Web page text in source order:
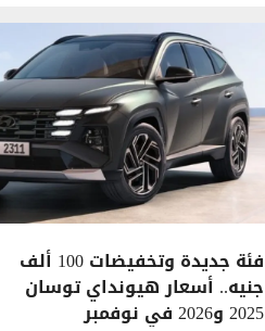
فئة جديدة وتخفيضات 100 ألف
جنيه.. أسعار هيونداي توسان
2025 و2026 في نوفمبر